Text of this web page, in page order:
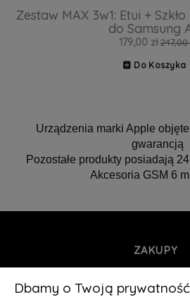
Zestaw MAX 3w1: Etui +
do Samsung
179,00 zł 247,00
Do Koszyka
Urządzenia marki Apple
gwarancją
Pozostałe produkty posiadają
Akcesoria GSM 6
ZAKUPY
INFORMACJE
Dbamy o Twoją prywatność